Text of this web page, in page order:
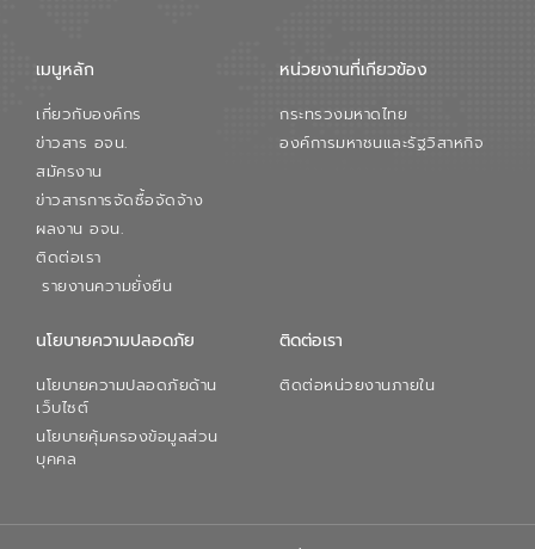
เมนูหลัก
เกี่ยวกับองค์กร
ข่าวสาร อจน.
สมัครงาน
ข่าวสารการจัดซื้อจัดจ้าง
ผลงาน อจน.
ติดต่อเรา
รายงานความยั่งยืน
หน่วยงานที่เกียวข้อง
กระทรวงมหาดไทย
องค์การมหาชนและรัฐวิสาหกิจ
นโยบายความปลอดภัย
นโยบายความปลอดภัยด้าน
เว็บไซต์
นโยบายคุ้มครองข้อมูลส่วน
บุคคล
ติดต่อเรา
ติดต่อหน่วยงานภายใน